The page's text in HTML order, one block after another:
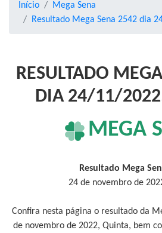
Início
Mega Sena
Resultado Mega Sena 2542 dia
RESULTADO
DIA 24/11/
MEGA
Resultado Mega
24 de novembro de
Confira nesta página o resultado da
de novembro de 2022, Quinta, bem